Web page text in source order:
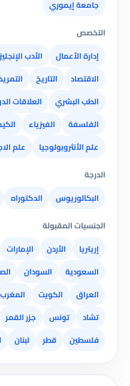
جامعة إيموري
التخصص
إدارة الأعمال
الأدب
الاقتصاد
التاريخ
الطب البشري
العلاقات
الفلسفة
الفيزياء
علم الأنثروبولوجيا
علم
الدرجة
البكالوريوس
الدكتوراه
الجنسيات المقبولة
إريتريا
الأردن الإمارات
السعودية
السودان
العراق
الكويت المغرب
تشاد
تونس جزر القمر
فلسطين
قطر لبنان